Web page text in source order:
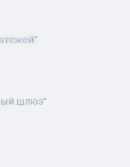
шлюз"